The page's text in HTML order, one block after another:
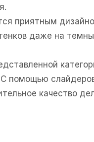
приятным
даже на
помощью
качество